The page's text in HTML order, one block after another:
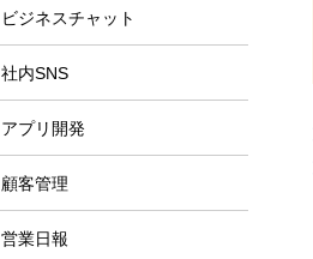
ビジネスチャット
社内SNS
アプリ開発
顧客管理
営業日報